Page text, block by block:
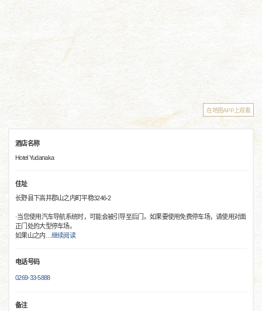
在地图APP上观看
酒店名称
Hotel Yudanaka
住址
长野县下高井郡山之内町平稳3246-2
·当您使用汽车导航系统时，可能会被引导至后门。如果要使用免费停车场，请使用对面
正门处的大型停车场。
如果山之内
继续阅读
电话号码
0269-33-5888
备注